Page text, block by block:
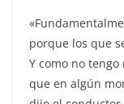
porque los que
Y como no
que en algún